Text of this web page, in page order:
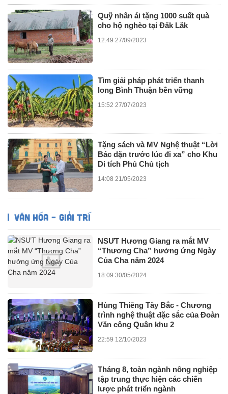
Quỹ nhân ái tặng 1000 suất quà
cho hộ nghèo tại Đăk Lăk
12:49 27/09/2023
Tìm giải pháp phát triển thanh
long Bình Thuận bền vững
15:52 27/07/2023
Tặng sách và MV Nghệ thuật “Lời
Bác dặn trước lúc đi xa” cho Khu
Di tích Phủ Chủ tịch
14:08 21/05/2023
VĂN HÓA – GIẢI TRÍ
NSƯT Hương Giang ra mắt MV
“Thương Cha” hưởng ứng Ngày
Của Cha năm 2024
18:09 30/05/2024
Hùng Thiêng Tây Bắc - Chương
trình nghệ thuật đặc sắc của Đoàn
Văn công Quân khu 2
22:59 12/10/2023
Tháng 8, toàn ngành nông nghiệp
tập trung thực hiện các chiến
lược phát triển ngành